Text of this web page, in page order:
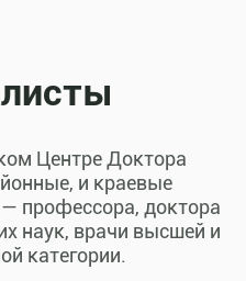
Центре Доктора
и краевые
профессора, доктора
наук, врачи высшей и
категории.